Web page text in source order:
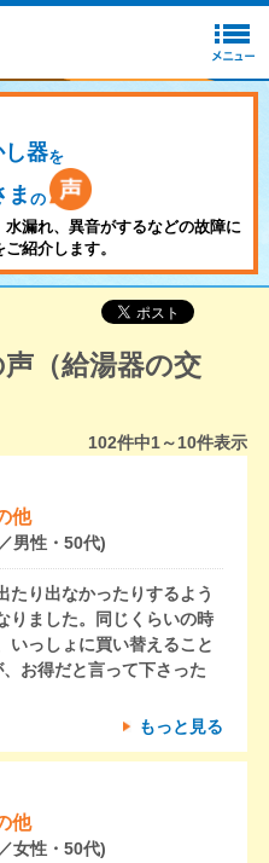
器を
ま の
漏れ、異音がするなどの故障に
紹介します。
（給湯器の交
102件中1～10件表示
他
男性・50代)
たり出なかったりするよう
りました。同じくらいの時
いっしょに買い替えること
お得だと言って下さった
もっと見る
他
女性・50代)